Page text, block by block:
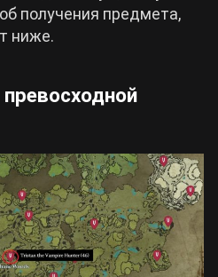
получения предмета,
ниже.